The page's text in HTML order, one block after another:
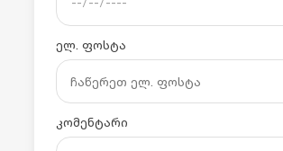
ელ. ფოსტა
კომენტარი